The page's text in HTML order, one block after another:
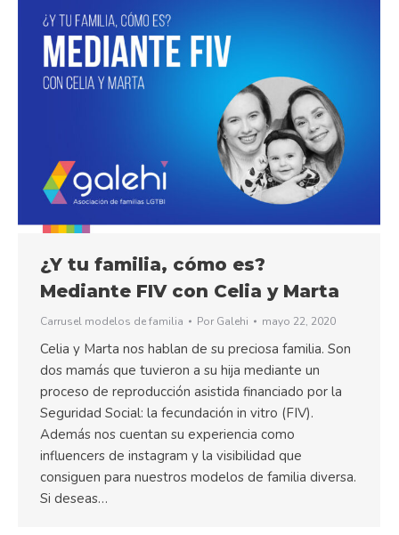
¿Y tu familia, cómo es?
Mediante FIV con Celia y Marta
Carrusel modelos de familia Por Galehi mayo 22, 2020
Celia y Marta nos hablan de su preciosa familia. Son
dos mamás que tuvieron a su hija mediante un
proceso de reproducción asistida financiado por la
Seguridad Social: la fecundación in vitro (FIV).
Además nos cuentan su experiencia como
influencers de instagram y la visibilidad que
consiguen para nuestros modelos de familia diversa.
Si deseas…